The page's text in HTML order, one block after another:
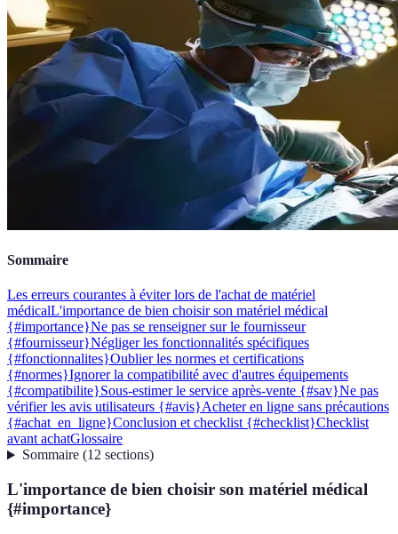
Sommaire
Les erreurs courantes à éviter lors de l'achat de matériel
médicalL'importance de bien choisir son matériel médical
{#importance}Ne pas se renseigner sur le fournisseur
{#fournisseur}Négliger les fonctionnalités spécifiques
{#fonctionnalites}Oublier les normes et certifications
{#normes}Ignorer la compatibilité avec d'autres équipements
{#compatibilite}Sous-estimer le service après-vente {#sav}Ne pas
vérifier les avis utilisateurs {#avis}Acheter en ligne sans précautions
{#achat_en_ligne}Conclusion et checklist {#checklist}Checklist
avant achatGlossaire
Sommaire(12 sections)
L'importance de bien choisir son matériel médical
{#importance}